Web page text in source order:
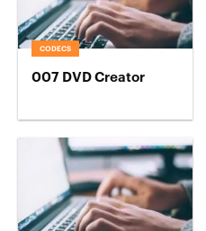
CODECS
007 DVD Creator